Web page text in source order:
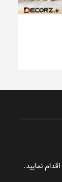
اقدام نمایید.